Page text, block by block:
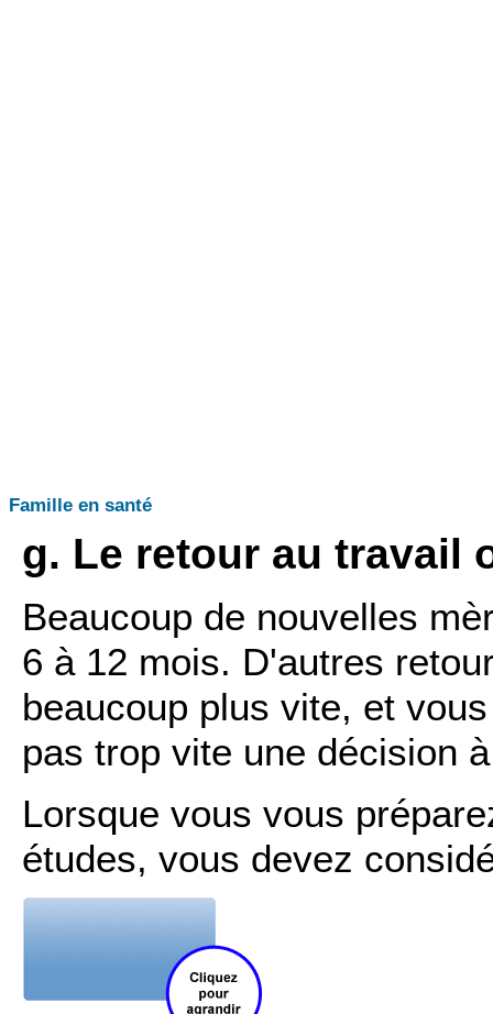
Famille en santé
g. Le retour au travail
Beaucoup de nouvelles
6 à 12 mois. D'autres
beaucoup plus vite, et
pas trop vite une décision
Lorsque vous vous
études, vous devez